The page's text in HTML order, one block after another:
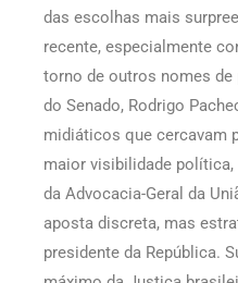
das escolhas mais
recente, especialmente
torno de outros nomes
do Senado, Rodrigo
midiáticos que cercavam
maior visibilidade
da Advocacia-Geral da
aposta discreta, mas
presidente da República.